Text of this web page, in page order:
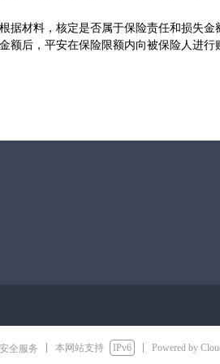
额后，平安在保险限额内向被保险人进行
据材料，核定是否属于保险责任和损失金
全服务 本网站支持 IPv6 Powered by